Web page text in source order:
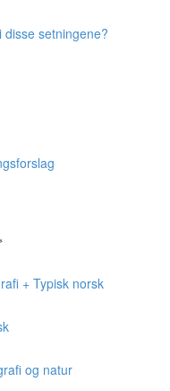
setningene?
+ Typisk norsk
og natur